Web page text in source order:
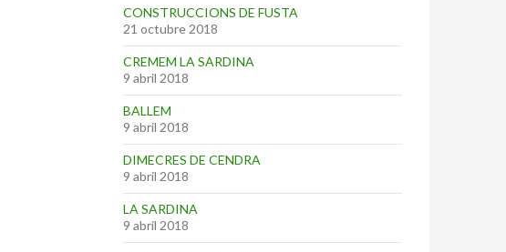
CONSTRUCCIONS DE FUSTA
21 octubre 2018
CREMEM LA SARDINA
9 abril 2018
BALLEM
9 abril 2018
DIMECRES DE CENDRA
9 abril 2018
LA SARDINA
9 abril 2018